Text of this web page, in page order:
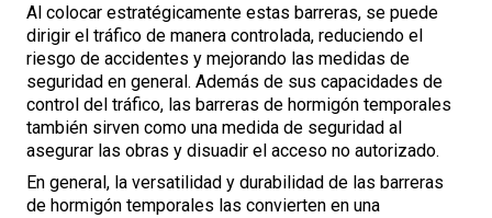
Al colocar estratégicamente estas barreras, se puede
dirigir el tráfico de manera controlada, reduciendo el
riesgo de accidentes y mejorando las medidas de
seguridad en general. Además de sus capacidades de
control del tráfico, las barreras de hormigón temporales
también sirven como una medida de seguridad al
asegurar las obras y disuadir el acceso no autorizado.
En general, la versatilidad y durabilidad de las barreras
de hormigón temporales las convierten en una